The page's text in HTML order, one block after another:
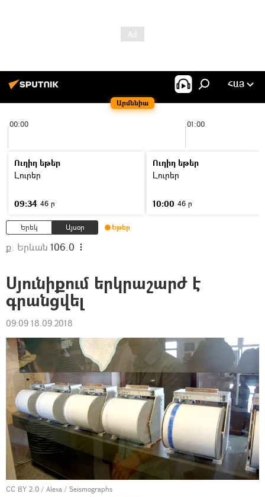
Արմենիա
ՀԱՅ
00:00 01:00
Ուղիղ եթեր
Լուրեր
09:34 46 ր
Ուղիղ եթեր
Լուրեր
10:00 46 ր
Երեկ Այսօր Եթեր
ք. Երևան 106.0
Սյունիքում երկրաշարժ է
գրանցվել
09:09 18.09.2018
CC BY 2.0 / Alexa / Seismographs